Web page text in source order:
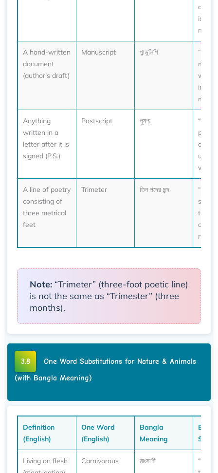
is an
read.”
A hand-written
document
(author’s draft)
Manuscript পান্ডুলিপি
“The
was
in the
Anything
written in a
letter after it is
signed (P.S.)
Postscript পুনশ্চ
“She
about
visit.”
A line of poetry
consisting of
three metrical
feet
Trimeter তিন পদের ছন্দ
Note: “Trimeter” (three-foot poetic line)
is not the same as “Trimester” (three
months).
3.8
One Word Substitutions for Nature & Animals
(with Bangla Meaning)
Definition
(English)
One Word
(English)
Bangla
Meaning
Living on flesh
Carnivorous মাংসাশী